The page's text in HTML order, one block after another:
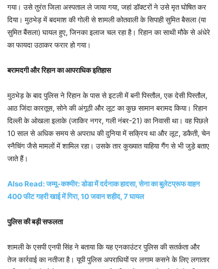
गया। उसे तुरंत जिला अस्पताल ले जाया गया, जहां डॉक्टरों ने उसे मृत घोषित कर
दिया। मुठभेड़ में बदमाश की गोली से शामली कोतवाली के सिपाही सुमित बैसला (या
सुमित बैंसला) घायल हुए, जिनका इलाज चल रहा है। रिहान का साथी मौके से अंधेरे
का फायदा उठाकर फरार हो गया।
बरामदगी और रिहान का आपराधिक इतिहास
मुठभेड़ के बाद पुलिस ने रिहान के पास से इटली में बनी पिस्तौल, एक देसी पिस्तौल,
आठ जिंदा कारतूस, सोने की अंगूठी और लूट का कुछ सामान बरामद किया। रिहान
दिल्ली के ओखला इलाके (जाकिर नगर, गली नंबर-21) का निवासी था। वह पिछले
10 साल से अधिक समय से अपराध की दुनिया में सक्रिय था और लूट, डकैती, चेन
स्नैचिंग जैसे मामलों में शामिल रहा। उसके तार कुख्यात याहिया गैंग से भी जुड़े बताए
जाते हैं।
Also Read: जम्मू-कश्मीर: डोडा में दर्दनाक हादसा, सेना का बुलेटप्रूफ वाहन
400 फीट गहरी खाई में गिरा, 10 जवान शहीद, 7 घायल
पुलिस की बड़ी सफलता
शामली के एसपी एनपी सिंह ने बताया कि यह एनकाउंटर पुलिस की सतर्कता और
तेज कार्रवाई का नतीजा है। यूपी पुलिस अपराधियों पर लगाम कसने के लिए लगातार